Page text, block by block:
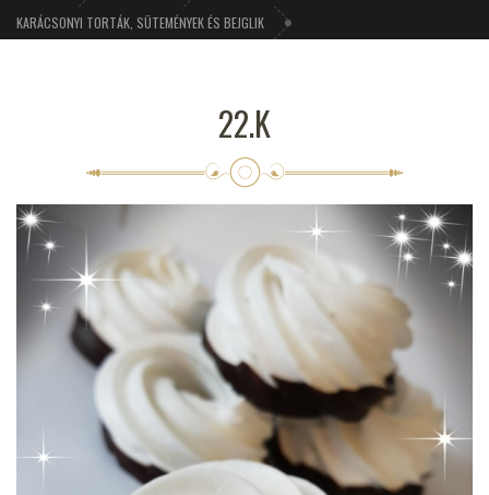
KARÁCSONYI TORTÁK, SÜTEMÉNYEK ÉS BEJGLIK
22.K